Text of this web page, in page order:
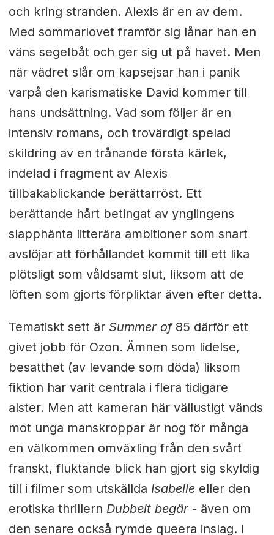
och kring stranden. Alexis är en av dem.
Med sommarlovet framför sig lånar han en
väns segelbåt och ger sig ut på havet. Men
när vädret slår om kapsejsar han i panik
varpå den karismatiske David kommer till
hans undsättning. Vad som följer är en
intensiv romans, och trovärdigt spelad
skildring av en trånande första kärlek,
indelad i fragment av Alexis
tillbakablickande berättarröst. Ett
berättande hårt betingat av ynglingens
slapphänta litterära ambitioner som snart
avslöjar att förhållandet kommit till ett lika
plötsligt som våldsamt slut, liksom att de
löften som gjorts förpliktar även efter detta.
Tematiskt sett är Summer of85 därför ett
givet jobb för Ozon. Ämnen som lidelse,
besatthet (av levande som döda) liksom
fiktion har varit centrala i flera tidigare
alster. Men att kameran här vällustigt vänds
mot unga manskroppar är nog för många
en välkommen omväxling från den svårt
franskt, fluktande blick han gjort sig skyldig
till i filmer som utskällda Isabelleeller den
erotiska thrillern Dubbelt begär - även om
den senare också rymde queera inslag. I